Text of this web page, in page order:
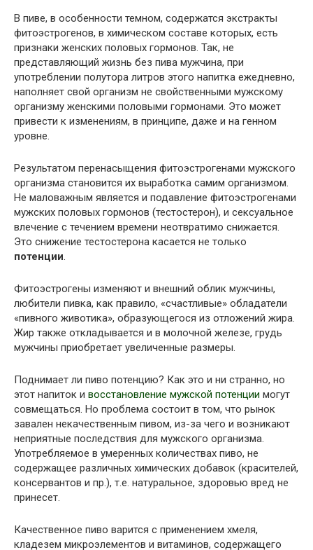
В пиве, в особенности темном, содержатся экстракты
фитоэстрогенов, в химическом составе которых, есть
признаки женских половых гормонов. Так, не
представляющий жизнь без пива мужчина, при
употреблении полутора литров этого напитка ежедневно,
наполняет свой организм не свойственными мужскому
организму женскими половыми гормонами. Это может
привести к изменениям, в принципе, даже и на генном
уровне.
Результатом перенасыщения фитоэстрогенами мужского
организма становится их выработка самим организмом.
Не маловажным является и подавление фитоэстрогенами
мужских половых гормонов (тестостерон), и сексуальное
влечение с течением времени неотвратимо снижается.
Это снижение тестостерона касается не только
потенции.
Фитоэстрогены изменяют и внешний облик мужчины,
любители пивка, как правило, «счастливые» обладатели
«пивного животика», образующегося из отложений жира.
Жир также откладывается и в молочной железе, грудь
мужчины приобретает увеличенные размеры.
Поднимает ли пиво потенцию? Как это и ни странно, но
этот напиток и восстановление мужской потенции могут
совмещаться. Но проблема состоит в том, что рынок
завален некачественным пивом, из-за чего и возникают
неприятные последствия для мужского организма.
Употребляемое в умеренных количествах пиво, не
содержащее различных химических добавок (красителей,
консервантов и пр.), т.е. натуральное, здоровью вред не
принесет.
Качественное пиво варится с применением хмеля,
кладезем микроэлементов и витаминов, содержащего